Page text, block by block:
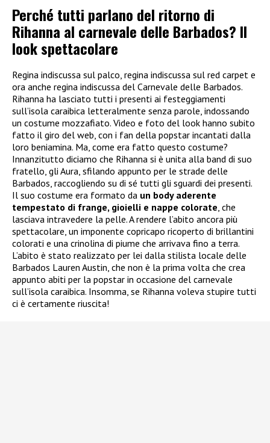
Perché tutti parlano del ritorno di
Rihanna al carnevale delle Barbados? Il
look spettacolare
Regina indiscussa sul palco, regina indiscussa sul red carpet e
ora anche regina indiscussa del Carnevale delle Barbados.
Rihanna ha lasciato tutti i presenti ai festeggiamenti
sull’isola caraibica letteralmente senza parole, indossando
un costume mozzafiato. Video e foto del look hanno subito
fatto il giro del web, con i fan della popstar incantati dalla
loro beniamina. Ma, come era fatto questo costume?
Innanzitutto diciamo che Rihanna si è unita alla band di suo
fratello, gli Aura, sfilando appunto per le strade delle
Barbados, raccogliendo su di sé tutti gli sguardi dei presenti.
Il suo costume era formato da un body aderente
tempestato di frange, gioielli e nappe colorate, che
lasciava intravedere la pelle. A rendere l’abito ancora più
spettacolare, un imponente copricapo ricoperto di brillantini
colorati e una crinolina di piume che arrivava fino a terra.
L’abito è stato realizzato per lei dalla stilista locale delle
Barbados Lauren Austin, che non è la prima volta che crea
appunto abiti per la popstar in occasione del carnevale
sull’isola caraibica. Insomma, se Rihanna voleva stupire tutti
ci è certamente riuscita!